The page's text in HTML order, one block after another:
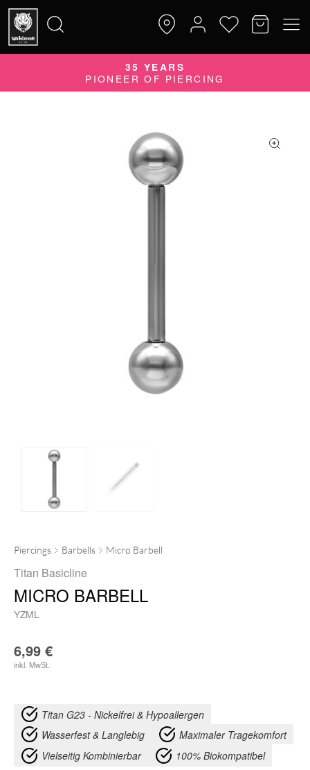
nach:
35 YEARS
PIONEER OF PIERCING
Piercings Barbells Micro Barbell
Titan Basicline
MICRO BARBELL
YZML
6,99 €
inkl. MwSt.
Titan G23 - Nickelfrei & Hypoallergen
Wasserfest & Langlebig
Maximaler Tragekomfort
Vielseitig Kombinierbar
100% Biokompatibel